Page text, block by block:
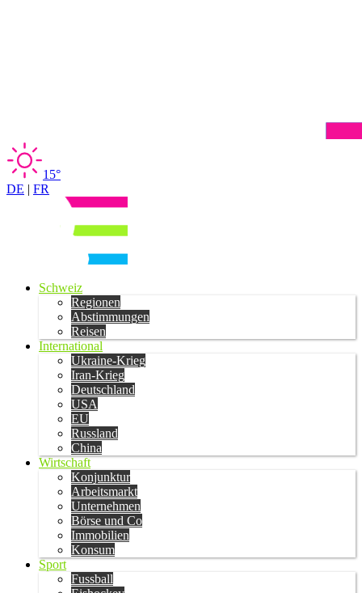
15°
DE | FR
Schweiz
Regionen
Abstimmungen
Reisen
International
Ukraine-Krieg
Iran-Krieg
Deutschland
USA
EU
Russland
China
Wirtschaft
Konjunktur
Arbeitsmarkt
Unternehmen
Börse und Co
Immobilien
Konsum
Sport
Fussball